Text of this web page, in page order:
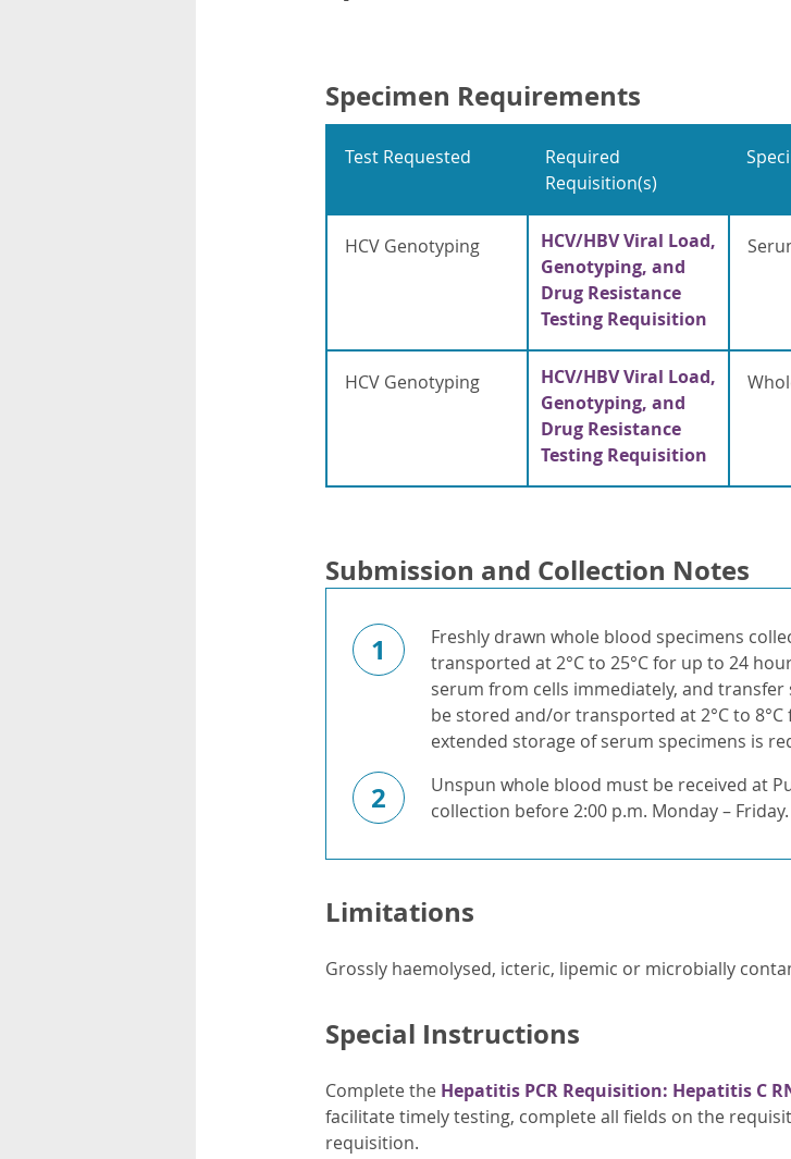
Specimen Requirements
Test Requested
Required
Requisition(s)
HCV Genotyping
HCV/HBV Viral Load,
Genotyping, and
Drug Resistance
Testing Requisition
HCV Genotyping
HCV/HBV Viral Load,
Genotyping, and
Drug Resistance
Testing Requisition
Submission and Collection Notes
1
Freshly drawn whole blood specimens
transported at 2°C to 25°C for up to 24
serum from cells immediately, and
be stored and/or transported at 2°C to
extended storage of serum specimens is
2
Unspun whole blood must be received at
collection before 2:00 p.m. Monday – Friday.
Limitations
Grossly haemolysed, icteric, lipemic or microbially
Special Instructions
Complete the Hepatitis PCR Requisition: Hepatitis C
facilitate timely testing, complete all fields on the
requisition.